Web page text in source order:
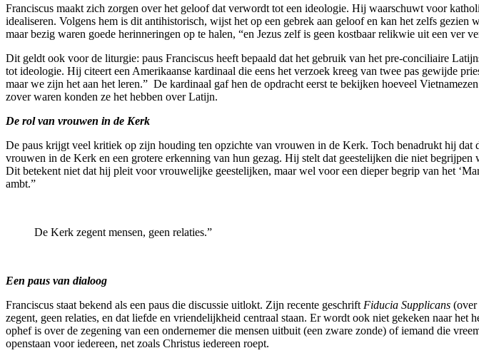
Franciscus maakt zich zorgen over het geloof dat verwordt tot een ideologie. Hij waarschuwt voor
idealiseren. Volgens hem is dit antihistorisch, wijst het op een gebrek aan geloof en kan het zelfs
maar bezig waren goede herinneringen op te halen, “en Jezus zelf is geen kostbaar relikwie uit een ver
Dit geldt ook voor de liturgie: paus Franciscus heeft bepaald dat het gebruik van het pre-conciliaire
tot ideologie. Hij citeert een Amerikaanse kardinaal die eens het verzoek kreeg van twee pas gewijde
maar we zijn het aan het leren.” De kardinaal gaf hen de opdracht eerst te bekijken hoeveel
zover waren konden ze het hebben over Latijn.
De rol van vrouwen in de Kerk
De paus krijgt veel kritiek op zijn houding ten opzichte van vrouwen in de Kerk. Toch benadrukt hij
vrouwen in de Kerk en een grotere erkenning van hun gezag. Hij stelt dat geestelijken die niet
Dit betekent niet dat hij pleit voor vrouwelijke geestelijken, maar wel voor een dieper begrip van het
ambt.”
De Kerk zegent mensen, geen relaties.”
Een paus van dialoog
Franciscus staat bekend als een paus die discussie uitlokt. Zijn recente geschrift Fiducia Supplicans (over
zegent, geen relaties, en dat liefde en vriendelijkheid centraal staan. Er wordt ook niet gekeken naar
ophef is over de zegening van een ondernemer die mensen uitbuit (een zware zonde) of iemand die
openstaan voor iedereen, net zoals Christus iedereen roept.